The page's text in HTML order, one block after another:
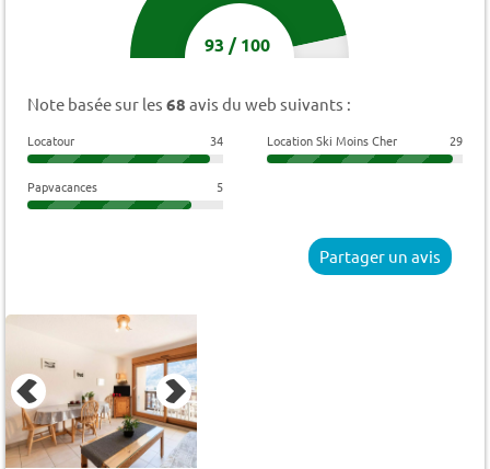
93 /100
Note basée sur les 68 avis du web suivants :
Locatour 34 Location Ski Moins Cher 29
Papvacances 5
Partager un avis